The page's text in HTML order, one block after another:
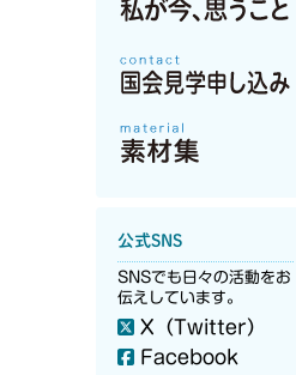
公式SNS
SNSでも日々の活動をお
伝えしています。
X（Twitter）
Facebook